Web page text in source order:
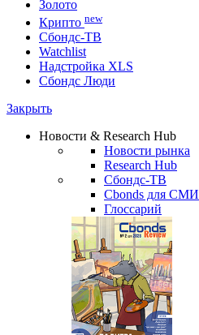
Золото
Крипто new
Сбондс-ТВ
Watchlist
Надстройка XLS
Сбондс Люди
Закрыть
Новости & Research Hub
Новости рынка
Research Hub
Сбондс-ТВ
Cbonds для СМИ
Глоссарий